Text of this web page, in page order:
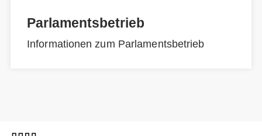
Parlamentsbetrieb
Informationen zum Parlamentsbetrieb